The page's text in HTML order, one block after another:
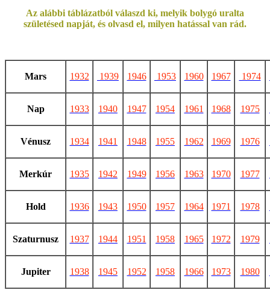
Az alábbi táblázatból válaszd ki, melyik bolygó uralta
születésed napját, és olvasd el, milyen hatással van rád.
Mars 1932 1939 1946 1953 1960 1967 1974
Nap 1933 1940 1947 1954 1961 1968 1975
Vénusz 1934 1941 1948 1955 1962 1969 1976
Merkúr 1935 1942 1949 1956 1963 1970 1977
Hold 1936 1943 1950 1957 1964 1971 1978
Szaturnusz 1937 1944 1951 1958 1965 1972 1979
Jupiter 1938 1945 1952 1958 1966 1973 1980